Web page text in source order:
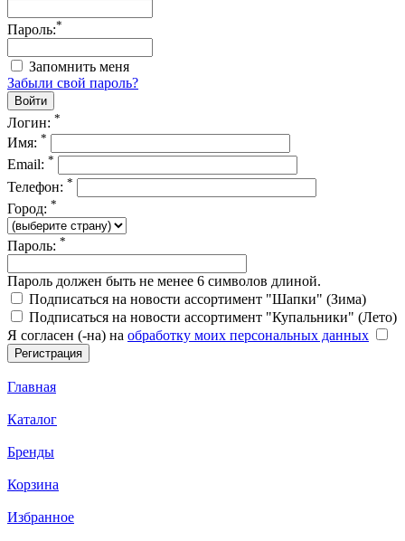
Пароль:*
Запомнить меня
Забыли свой пароль?
Логин: *
Имя: *
Email: *
Телефон: *
Город: *
Пароль: *
Пароль должен быть не менее 6 символов длиной.
Подписаться на новости ассортимент "Шапки" (Зима)
Подписаться на новости ассортимент "Купальники" (Лето)
Я согласен (-на) на обработку моих персональных данных
Главная
Каталог
Бренды
Корзина
Избранное